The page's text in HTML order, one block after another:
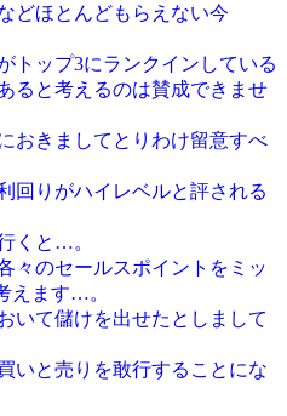
どほとんどもらえない今
トップ3にランクインしている
ると考えるのは賛成できませ
おきましてとりわけ留意すべ
回りがハイレベルと評される
くと…。
々のセールスポイントをミッ
えます…。
いて儲けを出せたとしまして
いと売りを敢行することにな